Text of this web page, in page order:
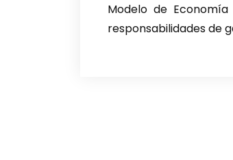
Modelo de
responsabilidades de